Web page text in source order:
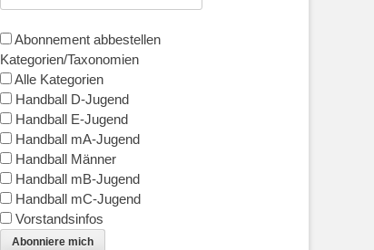
Abonnement abbestellen
Kategorien/Taxonomien
Alle Kategorien
Handball D-Jugend
Handball E-Jugend
Handball mA-Jugend
Handball Männer
Handball mB-Jugend
Handball mC-Jugend
Vorstandsinfos
Abonniere mich